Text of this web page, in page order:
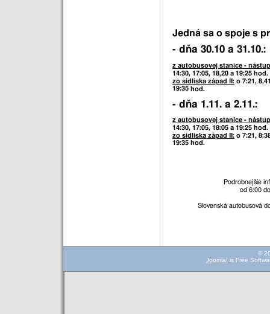
Jedná sa o spoje s
- dňa 30.10 a 31.10.:
z autobusovej stanice -
14:30, 17:05, 18,20 a 19:25 hod.
zo sídliska západ II: o 7:21,
19:35 hod.
- dňa 1.11. a 2.11.:
z autobusovej stanice -
14:30, 17:05, 18:05 a 19:25 hod.
zo sídliska západ II: o 7:21,
19:35 hod.
Podrobnejšie
od 6:00
Slovenská autobusová
©
Joomla! is Free